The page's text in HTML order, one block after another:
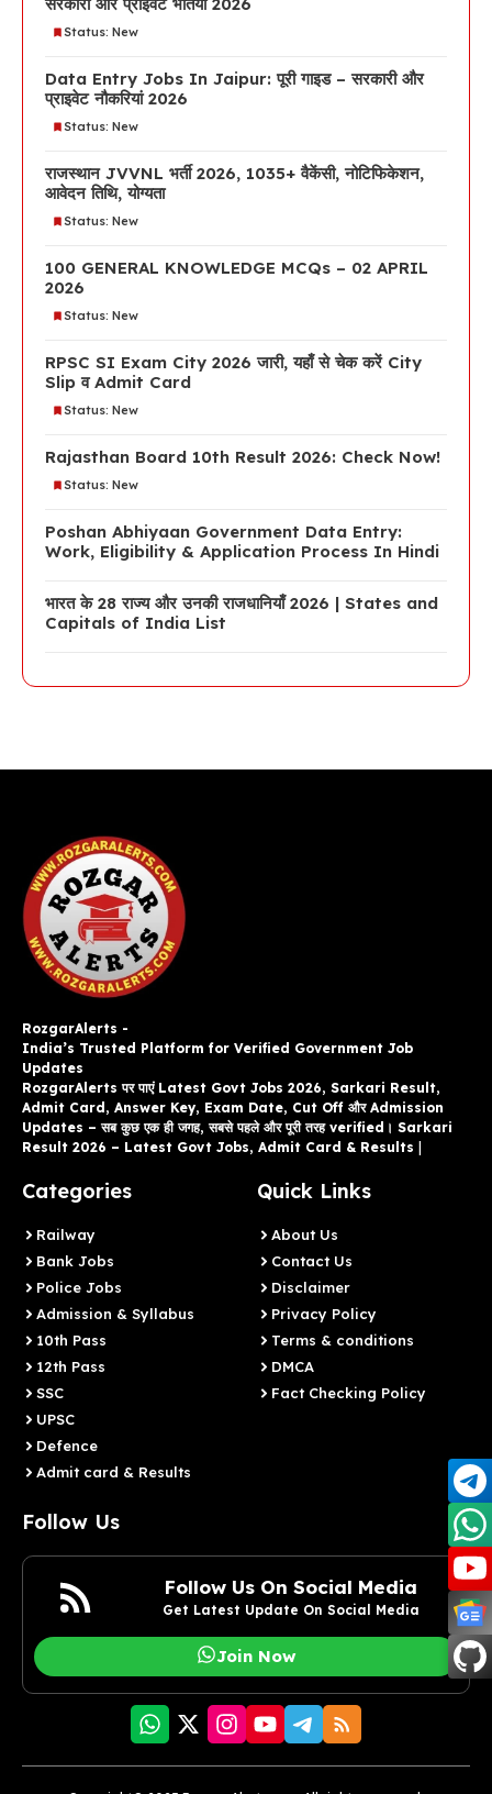
Status: New
Data Entry Jobs In Jaipur: पूरी गाइड – सरकारी और
प्राइवेट नौकरियां 2026
Status: New
राजस्थान JVVNL भर्ती 2026, 1035+ वैकेंसी, नोटिफिकेशन,
आवेदन तिथि, योग्यता
Status: New
100 GENERAL KNOWLEDGE MCQs – 02 APRIL
2026
Status: New
RPSC SI Exam City 2026 जारी, यहाँ से चेक करें City
Slip व Admit Card
Status: New
Rajasthan Board 10th Result 2026: Check Now!
Status: New
Poshan Abhiyaan Government Data Entry:
Work, Eligibility & Application Process In Hindi
भारत के 28 राज्य और उनकी राजधानियाँ 2026 | States and
Capitals of India List
RozgarAlerts -
India’s Trusted Platform for Verified Government Job
Updates
RozgarAlerts पर पाएं Latest Govt Jobs 2026, Sarkari Result,
Admit Card, Answer Key, Exam Date, Cut Off और Admission
Updates – सब कुछ एक ही जगह, सबसे पहले और पूरी तरह verified। Sarkari
Result 2026 – Latest Govt Jobs, Admit Card & Results
Categories
Railway
Bank Jobs
Police Jobs
Admission & Syllabus
10th Pass
12th Pass
SSC
UPSC
Defence
Admit card & Results
Quick Links
About Us
Contact Us
Disclaimer
Privacy Policy
Terms & conditions
DMCA
Fact Checking Policy
Follow Us
Follow Us On Social Media
Get Latest Update On Social Media
Join Now